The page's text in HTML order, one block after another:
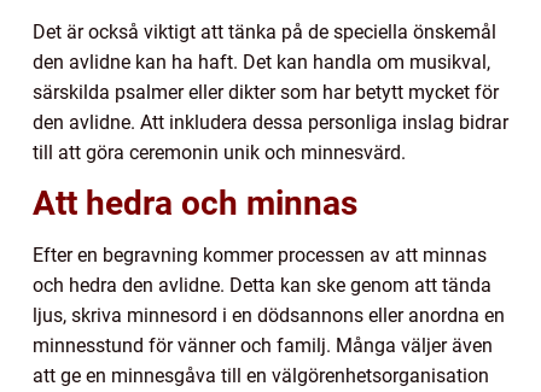
Det är också viktigt att tänka på de speciella önskemål
den avlidne kan ha haft. Det kan handla om musikval,
särskilda psalmer eller dikter som har betytt mycket för
den avlidne. Att inkludera dessa personliga inslag bidrar
till att göra ceremonin unik och minnesvärd.
Att hedra och minnas
Efter en begravning kommer processen av att minnas
och hedra den avlidne. Detta kan ske genom att tända
ljus, skriva minnesord i en dödsannons eller anordna en
minnesstund för vänner och familj. Många väljer även
att ge en minnesgåva till en välgörenhetsorganisation